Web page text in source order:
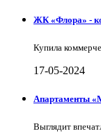
ЖК «Флора» -
Купила
17-05-2024
Апартаменты
Выглядит